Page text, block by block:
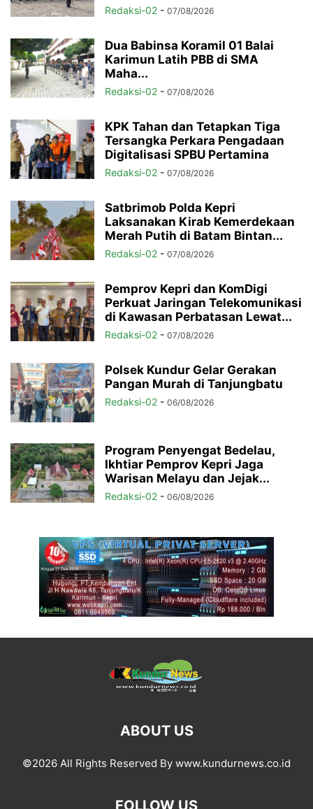
Redaksi-02 - 07/08/2026
Dua Babinsa Koramil 01 Balai
Karimun Latih PBB di SMA
Maha...
Redaksi-02 - 07/08/2026
KPK Tahan dan Tetapkan Tiga
Tersangka Perkara Pengadaan
Digitalisasi SPBU Pertamina
Redaksi-02 - 07/08/2026
Satbrimob Polda Kepri
Laksanakan Kirab Kemerdekaan
Merah Putih di Batam Bintan...
Redaksi-02 - 07/08/2026
Pemprov Kepri dan KomDigi
Perkuat Jaringan Telekomunikasi
di Kawasan Perbatasan Lewat...
Redaksi-02 - 07/08/2026
Polsek Kundur Gelar Gerakan
Pangan Murah di Tanjungbatu
Redaksi-02 - 06/08/2026
Program Penyengat Bedelau,
Ikhtiar Pemprov Kepri Jaga
Warisan Melayu dan Jejak...
Redaksi-02 - 06/08/2026
ABOUT US
©2026 All Rights Reserved By www.kundurnews.co.id